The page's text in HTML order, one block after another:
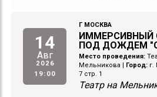
14
Авг
2026
19:00
Г МОСКВА
ИММЕРСИВНЫЙ
ПОД ДОЖДЕМ
Место проведения:
Мельникова
Город: г.
7 стр. 1
Театр на